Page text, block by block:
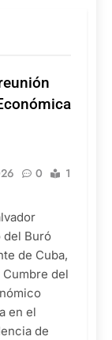
0
1
del Buró
de Cuba,
del
en el
de